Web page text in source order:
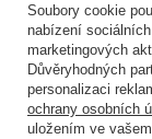
Zkratkou
Blog
Soubory cookie
nabízení
marketingových
Důvěryhodných
personalizaci
ochrany osobních
uložením ve